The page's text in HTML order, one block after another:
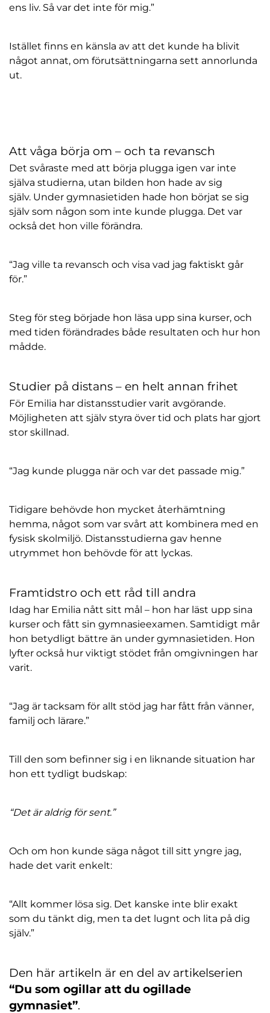
ens liv. Så var det inte för mig.”
Istället finns en känsla av att det kunde ha blivit
något annat, om förutsättningarna sett annorlunda
ut.
Att våga börja om – och ta revansch
Det svåraste med att börja plugga igen var inte
själva studierna, utan bilden hon hade av sig
själv. Under gymnasietiden hade hon börjat se sig
själv som någon som inte kunde plugga. Det var
också det hon ville förändra.
“Jag ville ta revansch och visa vad jag faktiskt går
för.”
Steg för steg började hon läsa upp sina kurser, och
med tiden förändrades både resultaten och hur hon
mådde.
Studier på distans – en helt annan frihet
För Emilia har distansstudier varit avgörande.
Möjligheten att själv styra över tid och plats har gjort
stor skillnad.
“Jag kunde plugga när och var det passade mig.”
Tidigare behövde hon mycket återhämtning
hemma, något som var svårt att kombinera med en
fysisk skolmiljö. Distansstudierna gav henne
utrymmet hon behövde för att lyckas.
Framtidstro och ett råd till andra
Idag har Emilia nått sitt mål – hon har läst upp sina
kurser och fått sin gymnasieexamen. Samtidigt mår
hon betydligt bättre än under gymnasietiden. Hon
lyfter också hur viktigt stödet från omgivningen har
varit.
“Jag är tacksam för allt stöd jag har fått från vänner,
familj och lärare.”
Till den som befinner sig i en liknande situation har
hon ett tydligt budskap:
“Det är aldrig för sent.”
Och om hon kunde säga något till sitt yngre jag,
hade det varit enkelt:
“Allt kommer lösa sig. Det kanske inte blir exakt
som du tänkt dig, men ta det lugnt och lita på dig
själv.”
Den här artikeln är en del av artikelserien
“Du som ogillar att du ogillade
gymnasiet”.